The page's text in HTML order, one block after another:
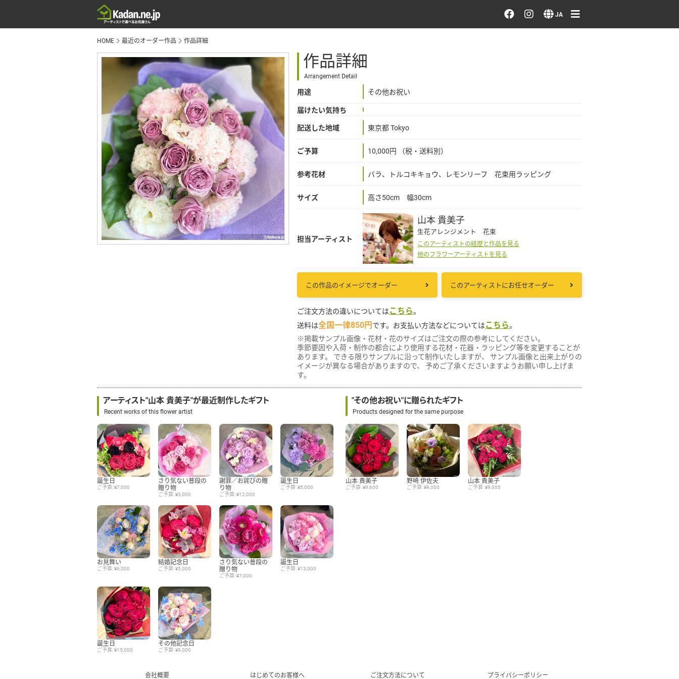
JA
お花を注文する・探す
花言葉辞典
初めてのお客様
HOME 最近のオーダー作品 作品詳細
作品詳細
Arrangement Detail
用途
その他お祝い
届けたい気持ち
配送した地域
東京都 Tokyo
ご予算 10,000円 （税・送料別）
参考花材 バラ、トルコキキョウ、レモンリーフ 花束用ラッピング
サイズ 高さ50cm 幅30cm
担当アーティスト
山本 貴美子
生花アレンジメント 花束
このアーティストの経歴と作品を見る
他のフラワーアーティストを見る
この作品のイメージでオーダー このアーティストにお任せオーダー
ご注文方法の違いについてはこちら。
送料は全国一律850円です。お支払い方法などについてはこちら。
※掲載サンプル画像・花材・花のサイズはご注文の際の参考にしてください。
季節要因や入荷・制作の都合により使用する花材・花器・ラッピング等を変更することが
あります。 できる限りサンプルに沿って制作いたしますが、 サンプル画像と出来上がりの
イメージが異なる場合がありますので、 予めご了承くださいますようお願い申し上げま
す。
アーティスト"山本 貴美子"が最近制作したギフト
Recent works of this flower artist
誕生日
ご予算: ¥7,000
さり気ない普段の
贈り物
ご予算: ¥3,000
謝罪／お詫びの贈
り物
ご予算: ¥12,000
誕生日
ご予算: ¥5,000
お見舞い
ご予算: ¥6,000
結婚記念日
ご予算: ¥5,000
さり気ない普段の
贈り物
ご予算: ¥7,000
誕生日
ご予算: ¥13,000
誕生日
ご予算: ¥15,000
その他記念日
ご予算: ¥9,000
"その他お祝い"に贈られたギフト
Products designed for the same purpose
山本 貴美子
ご予算: ¥9,600
野崎 伊佐夫
ご予算: ¥9,000
山本 貴美子
ご予算: ¥9,000
会社概要 はじめてのお客様へ ご注文方法について プライバシーポリシー